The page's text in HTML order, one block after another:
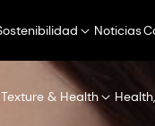
Noticias
& Health